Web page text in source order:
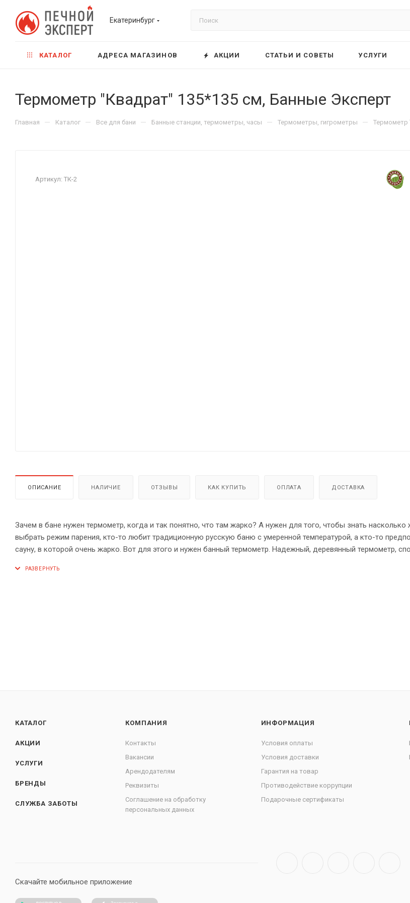
Екатеринбург
КАТАЛОГ АДРЕСА МАГАЗИНОВ АКЦИИ СТАТЬИ И СОВЕТЫ УСЛУГИ
Термометр "Квадрат" 135*135 см, Банные Эксперт
Главная — Каталог — Все для бани — Банные станции, термометры, часы — Термометры, гигрометры — Термометр
Артикул: ТК-2
ОПИСАНИЕ НАЛИЧИЕ ОТЗЫВЫ КАК КУПИТЬ ОПЛАТА ДОСТАВКА
Зачем в бане нужен термометр, когда и так понятно, что там жарко? А нужен для того, чтобы знать насколько
выбрать режим парения, кто-то любит традиционную русскую баню с умеренной температурой, а кто-то
сауну, в которой очень жарко. Вот для этого и нужен банный термометр. Надежный, деревянный термометр,
КАТАЛОГ
АКЦИИ
УСЛУГИ
БРЕНДЫ
СЛУЖБА ЗАБОТЫ
КОМПАНИЯ
Контакты
Вакансии
Арендодателям
Реквизиты
Соглашение на обработку
персональных данных
ИНФОРМАЦИЯ
Условия оплаты
Условия доставки
Гарантия на товар
Противодействие коррупции
Подарочные сертификаты
Скачайте мобильное приложение